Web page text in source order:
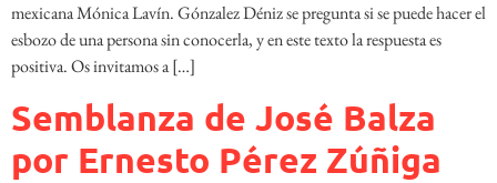
mexicana Mónica Lavín. Gónzalez Déniz se pregunta si se puede hacer el
esbozo de una persona sin conocerla, y en este texto la respuesta es
positiva. Os invitamos a […]
Semblanza de José Balza
por Ernesto Pérez Zúñiga